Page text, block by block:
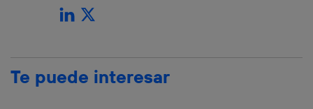
Te puede interesar